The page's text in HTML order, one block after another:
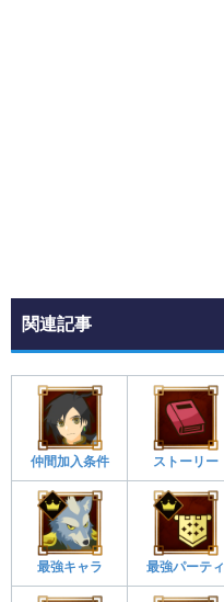
関連記事
仲間加入条件 ストーリー
最強キャラ 最強パーティ